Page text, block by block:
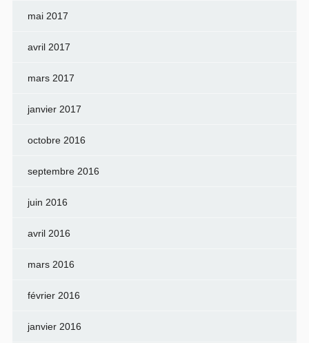
mai 2017
avril 2017
mars 2017
janvier 2017
octobre 2016
septembre 2016
juin 2016
avril 2016
mars 2016
février 2016
janvier 2016